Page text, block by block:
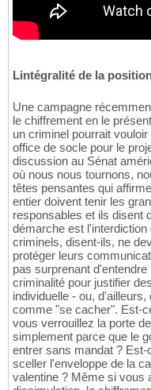
Lintégralité de la position
Une campagne
le chiffrement en le
un criminel pourrait
office de socle pour le
discussion au Sénat
où nous nous tournons,
têtes pensantes qui
entier doivent tenir les
responsables et ils disent
démarche est
criminels, disent-ils, ne
protéger leurs
pas surprenant
criminalité pour justifier
individuelle - ou,
comme "se cacher". Est-
vous verrouillez la porte
simplement parce que le
entrer sans mandat ?
sceller l'enveloppe de la
valentine ? Même si vous